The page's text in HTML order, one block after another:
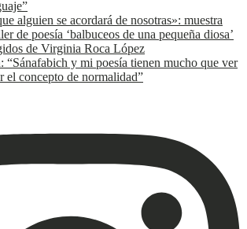
alguien se acordará de nosotras»: muestra
de poesía ‘balbuceos de una pequeña diosa’
de Virginia Roca López
“Sánafabich y mi poesía tienen mucho que ver
el concepto de normalidad”